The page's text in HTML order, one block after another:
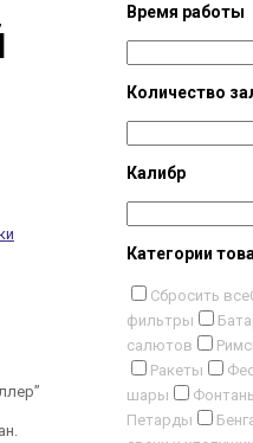
Время работы
Количество
Калибр
Категории
Сбросить все
фильтры
салютов
Ракеты
шары
Петарды